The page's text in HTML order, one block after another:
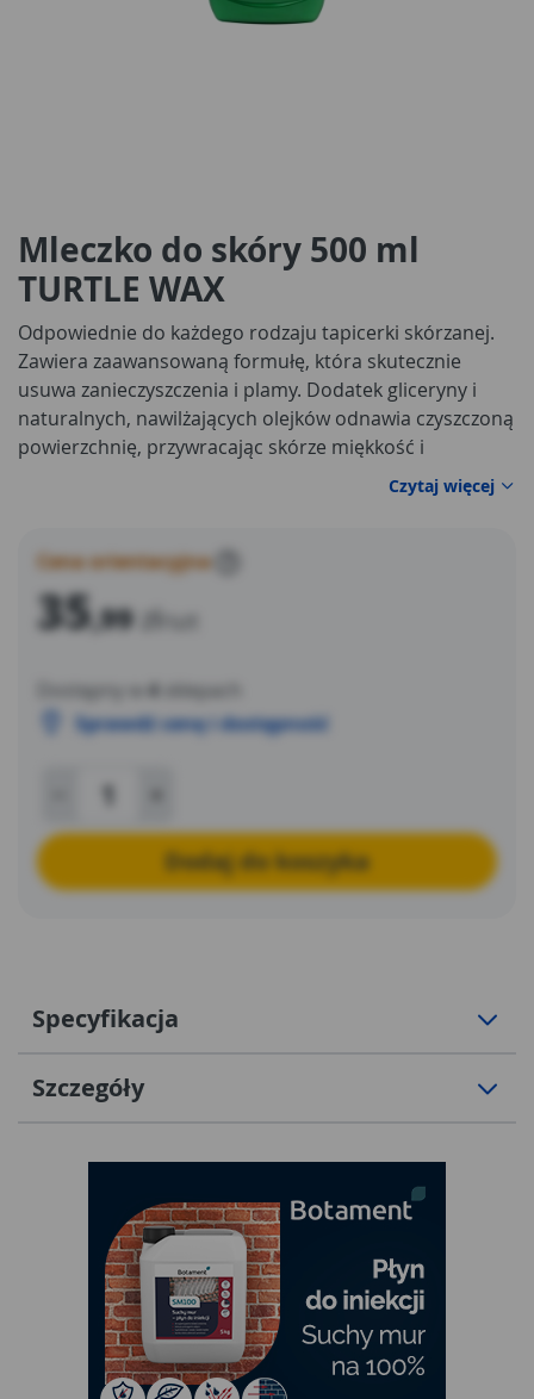
Mleczko do skóry 500 ml
TURTLE WAX
Odpowiednie do każdego rodzaju tapicerki skórzanej.
Zawiera zaawansowaną formułę, która skutecznie
usuwa zanieczyszczenia i plamy. Dodatek gliceryny i
naturalnych, nawilżających olejków odnawia czyszczoną
powierzchnię, przywracając skórze miękkość i
elastyczność, chroni ją przed szkodliwym działaniem
promieniowania UV. Jeden produkt, który czyści,
Czytaj więcej
Cena orientacyjna
35,99 zł
Dostępny w 4
sklepach
Sprawdź cenę i dostępność
Dodaj do koszyka
Specyfikacja
Szczegóły